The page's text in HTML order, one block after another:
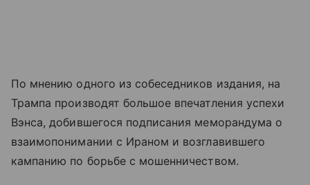
По мнению одного из собеседников издания, на
Трампа производят большое впечатления успехи
Вэнса, добившегося подписания меморандума о
взаимопонимании с Ираном и возглавившего
кампанию по борьбе с мошенничеством.